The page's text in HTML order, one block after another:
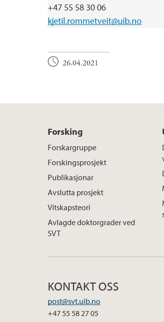
+47 55 58 30 06
kjetil.rommetveit@uib.no
26.04.2021
Forsking
Forskargruppe
Forskingsprosjekt
Publikasjonar
Avslutta prosjekt
Vitskapsteori
Avlagde doktorgrader ved
SVT
KONTAKT OSS
post@svt.uib.no
+47 55 58 27 05